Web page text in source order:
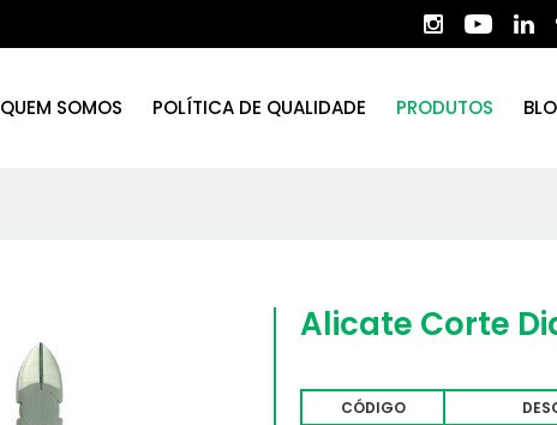
QUEM SOMOS POLÍTICA DE QUALIDADE PRODUTOS
Alicate Corte
CÓDIGO